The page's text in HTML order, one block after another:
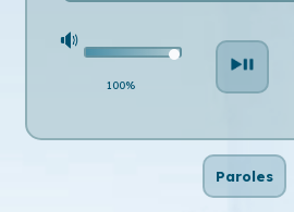
100%
Paroles